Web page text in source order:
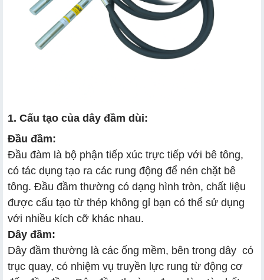
1. Cấu tạo của dây đầm dùi:
Đầu đầm:
Đầu đàm là bộ phận tiếp xúc trực tiếp với bê tông,
có tác dụng tạo ra các rung động để nén chặt bê
tông. Đầu đầm thường có dạng hình tròn, chất liệu
được cấu tạo từ thép không gỉ bạn có thể sử dụng
với nhiều kích cỡ khác nhau.
Dây đầm:
Dây đầm thường là các ống mềm, bên trong dây có
trục quay, có nhiệm vụ truyền lực rung từ động cơ